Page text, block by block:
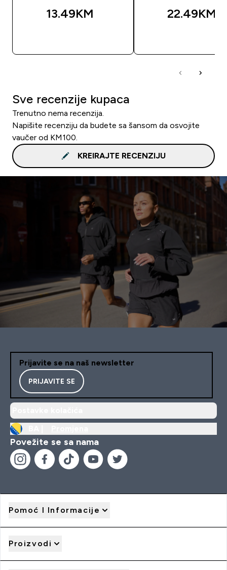
13.49KM‎ 22.49KM‎
Sve recenzije kupaca
Trenutno nema recenzija.
Napišite recenziju da budete sa šansom da osvojite
vaučer od KM100.
KREIRAJTE RECENZIJU
Prijavite se na naš newsletter
PRIJAVITE SE
Povežite se sa nama
Pomoć I Informacije
Proizvodi